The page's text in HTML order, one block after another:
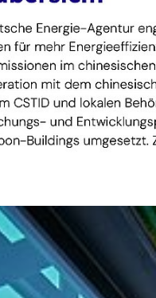
17 Jahre
für ultra-niedrigen
Provinzen und vier